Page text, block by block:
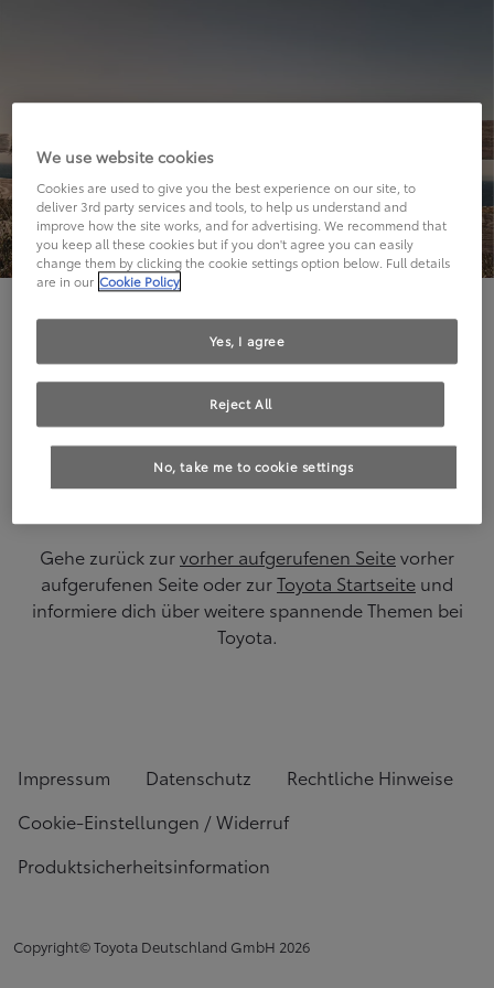
Hier geht's leider nicht weiter.
Die angeforderte Seite kann leider nicht gefunden
werden.
Gehe zurück zurvorher aufgerufenen Seitevorher
aufgerufenen Seite oder zurToyota Startseite und
informiere dich über weitere spannende Themen bei
Toyota.
Impressum Datenschutz
Rechtliche Hinweise
Cookie-Einstellungen / Widerruf
Produktsicherheitsinformation
Copyright© Toyota Deutschland GmbH 2026
We use website cookies
Cookies are used to give you the best experience on our site, to
deliver 3rd party services and tools, to help us understand and
improve how the site works, and for advertising. We recommend that
you keep all these cookies but if you don't agree you can easily
change them by clicking the cookie settings option below. Full details
are in our Cookie Policy
No, take me to cookie settings
Reject All
Yes, I agree